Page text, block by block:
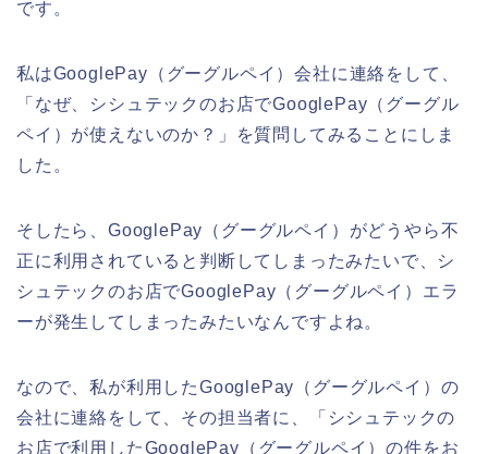
です。
私はGooglePay（グーグルペイ）会社に連絡をして、
「なぜ、シシュテックのお店でGooglePay（グーグル
ペイ）が使えないのか？」を質問してみることにしま
した。
そしたら、GooglePay（グーグルペイ）がどうやら不
正に利用されていると判断してしまったみたいで、シ
シュテックのお店でGooglePay（グーグルペイ）エラ
ーが発生してしまったみたいなんですよね。
なので、私が利用したGooglePay（グーグルペイ）の
会社に連絡をして、その担当者に、「シシュテックの
お店で利用したGooglePay（グーグルペイ）の件をお